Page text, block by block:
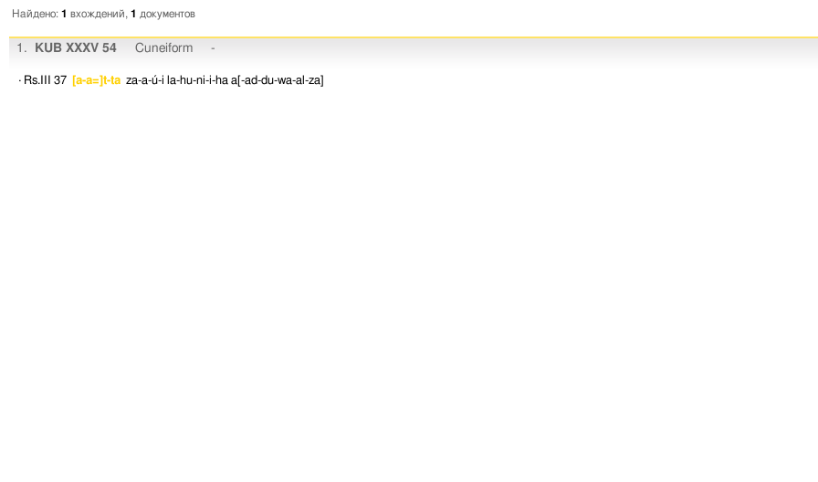
Найдено: 1 вхождений, 1 документов
1. KUB XXXV 54 Cuneiform -
· Rs.III 37 [a-a=]t-ta za-a-ú-i la-hu-ni-i-ha a[-ad-du-wa-al-za]